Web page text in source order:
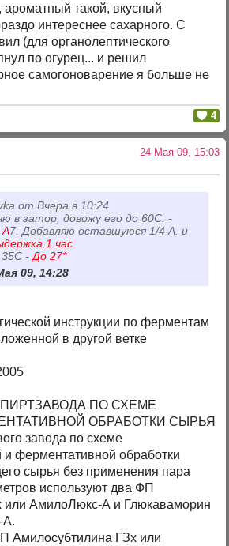
ароматный такой, вкусный
интереснее сахарного. С
(для органолептического
по огурец... и решил
самогоноварение я больше не
4
24 Мая 09, 15:03
от Вчера в 10:24
в затор, довожу его до 60С. -
А7. Добавляю оставшуюся 1/4 А. и
1 час
35С -До 27*
09, 14:28
инструкции по ферментам
в другой ветке
ПО СХЕМЕ
ОБРАБОТКИ СЫРЬЯ
завода по схеме
и ферментативной обработки
сырья без применения пара
используют два ФП
или АмилоЛюкс-А и Глюкаваморин
А.
Амилосубтилина ГЗх или